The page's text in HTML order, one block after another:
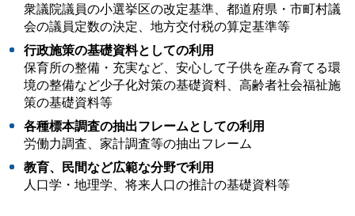
衆議院議員の小選挙区の改定基準、都道府県・市町村議
会の議員定数の決定、地方交付税の算定基準等
行政施策の基礎資料としての利用
保育所の整備・充実など、安心して子供を産み育てる環
境の整備など少子化対策の基礎資料、高齢者社会福祉施
策の基礎資料等
各種標本調査の抽出フレームとしての利用
労働力調査、家計調査等の抽出フレーム
教育、民間など広範な分野で利用
人口学・地理学、将来人口の推計の基礎資料等